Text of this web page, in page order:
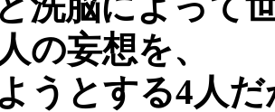
の妄想を、
うとする4人